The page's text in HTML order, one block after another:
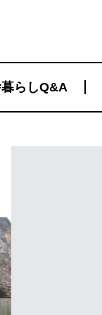
らしQ&A